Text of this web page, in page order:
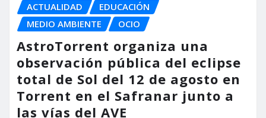
ACTUALIDAD
EDUCACIÓN
MEDIO AMBIENTE
OCIO
AstroTorrent organiza una
observación pública del eclipse
total de Sol del 12 de agosto en
Torrent en el Safranar junto a
las vías del AVE